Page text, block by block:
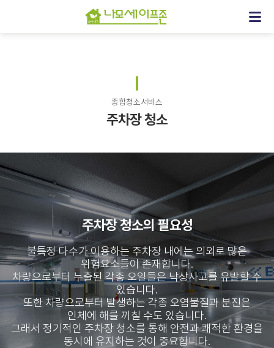
종합청소서비스
주차장 청소
주차장 청소의 필요성
불특정 다수가 이용하는 주차장 내에는 의외로 많은
위험요소들이 존재합니다.
차량으로부터 누출된 각종 오일들은 낙상사고를 유발할 수
있습니다.
또한 차량으로부터 발생하는 각종 오염물질과 분진은
인체에 해를 끼칠 수도 있습니다.
그래서 정기적인 주차장 청소를 통해 안전과 쾌적한 환경을
동시에 유지하는 것이 중요합니다.